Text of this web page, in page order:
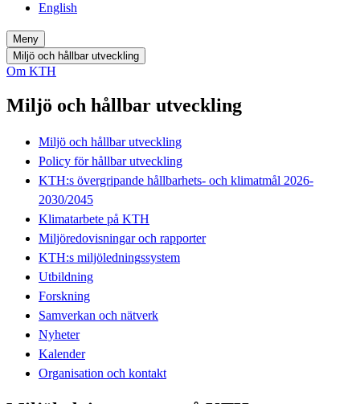
English
Meny
Miljö och hållbar utveckling
Om KTH
Miljö och hållbar utveckling
Miljö och hållbar utveckling
Policy för hållbar utveckling
KTH:s övergripande hållbarhets- och klimatmål 2026-
2030/2045
Klimatarbete på KTH
Miljöredovisningar och rapporter
KTH:s miljöledningssystem
Utbildning
Forskning
Samverkan och nätverk
Nyheter
Kalender
Organisation och kontakt